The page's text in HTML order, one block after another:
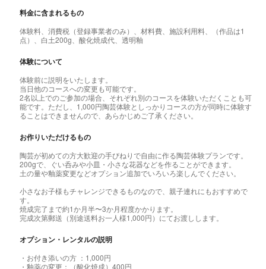
料金に含まれるもの
体験料、消費税（登録事業者のみ）、材料費、施設利用料、（作品は1
点）、白土200g、酸化焼成代、透明釉
体験について
体験前に説明をいたします。
当日他のコースへの変更も可能です。
2名以上でのご参加の場合、それぞれ別のコースを体験いただくことも可
能です。ただし、1,000円陶芸体験としっかりコースの方が同時に体験す
ることはできませんので、あらかじめご了承ください。
お作りいただけるもの
陶芸が初めての方大歓迎の手びねりで自由に作る陶芸体験プランです。
200gで、ぐい呑みや小皿・小さな花器などを作ることができます。
土の量や釉薬変更などオプション追加でいろいろ楽しんでください。
小さなお子様もチャレンジできるものなので、親子連れにもおすすめで
す。
焼成完了まで約1か月半〜3か月程度かかります。
完成次第郵送（別途送料お一人様1,000円）にてお渡しします。
オプション・レンタルの説明
・お付き添いの方 ：1,000円
・釉薬の変更：（酸化焼成）400円